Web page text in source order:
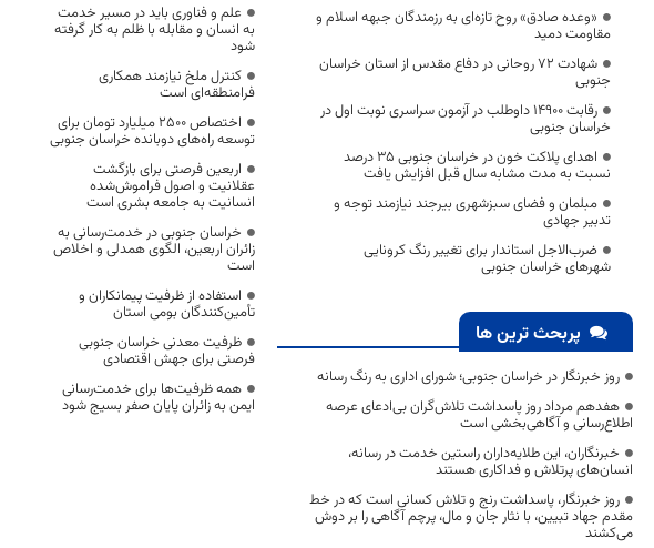
«وعده‌ صادق» روح تازه‌ای به رزمندگان جبهه اسلام و
مقاومت دمید
شهادت ۷۲ روحانی در دفاع مقدس از استان خراسان
جنوبی
رقابت ۱۴۹۰۰ داوطلب در آزمون سراسری نوبت اول در
خراسان جنوبی
اهدای پلاکت خون در خراسان جنوبی ۳۵ درصد
نسبت به مدت مشابه سال قبل افزایش یافت
مبلمان و فضای سبزشهری بیرجند نیازمند توجه و
تدبیر جهادی
ضرب‌الاجل استاندار برای تغییر رنگ کرونایی
شهرهای خراسان جنوبی
پربحث ترین ها
روز خبرنگار در خراسان جنوبی؛ شورای اداری به رنگ رسانه
هفدهم مرداد روز پاسداشت تلاش‌گران بی‌ادعای عرصه
اطلاع‌رسانی و آگاهی‌بخشی است
خبرنگاران، این طلایه‌داران راستین خدمت در رسانه،
انسان‌های پرتلاش و فداکاری هستند
روز خبرنگار، پاسداشت رنج و تلاش کسانی است که در خط
مقدم جهاد تبیین، با نثار جان و مال، پرچم آگاهی را بر دوش
می‌کشند
علم و فناوری باید در مسیر خدمت
به انسان و مقابله با ظلم به کار گرفته
شود
کنترل ملخ نیازمند همکاری
فرامنطقه‌ای است
اختصاص 2500 میلیارد تومان برای
توسعه راه‌های دوبانده خراسان جنوبی
اربعین فرصتی برای بازگشت
عقلانیت و اصول فراموش‌شده
انسانیت به جامعه بشری است
خراسان جنوبی در خدمت‌رسانی به
زائران اربعین، الگوی همدلی و اخلاص
است
استفاده از ظرفیت پیمانکاران و
تأمین‌کنندگان بومی استان
ظرفیت معدنی خراسان جنوبی
فرصتی برای جهش اقتصادی
همه ظرفیت‌ها برای خدمت‌رسانی
ایمن به زائران پایان صفر بسیج شود